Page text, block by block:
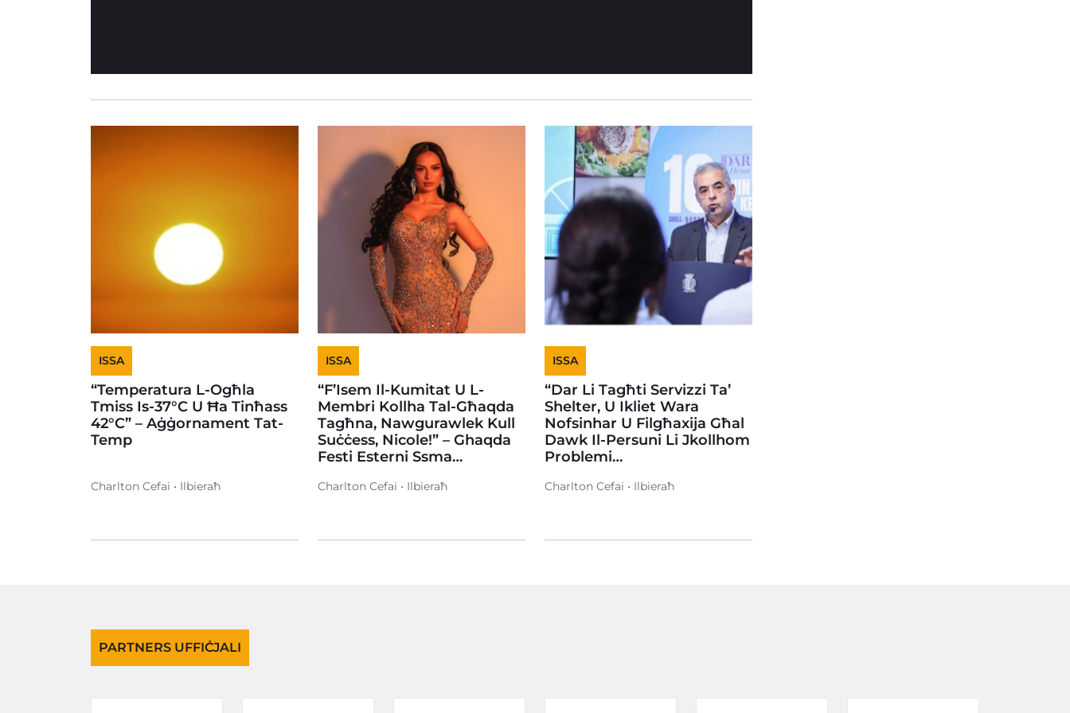
ISSA
“Temperatura L-Ogħla
Tmiss Is-37°C U Ħa Tinħass
42°C” – Aġġornament Tat-
Temp
Charlton Cefai • Ilbieraħ
ISSA
“F’Isem Il-Kumitat U L-
Membri Kollha Tal-Għaqda
Tagħna, Nawgurawlek Kull
Suċċess, Nicole!” – Ghaqda
Festi Esterni Ssma…
Charlton Cefai • Ilbieraħ
ISSA
“Dar Li Tagħti Servizzi Ta’
Shelter, U Ikliet Wara
Nofsinhar U Filgħaxija Għal
Dawk Il-Persuni Li Jkollhom
Problemi…
Charlton Cefai • Ilbieraħ
PARTNERS UFFIĊJALI